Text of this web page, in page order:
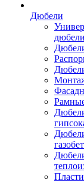
Дюбели
дюбели